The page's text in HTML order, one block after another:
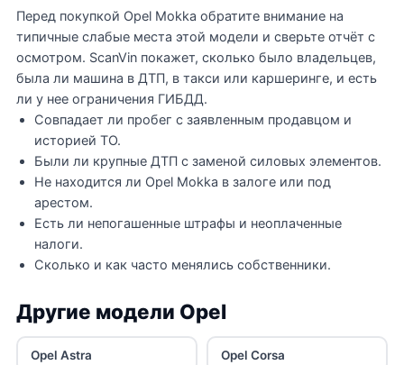
Перед покупкой Opel Mokka обратите внимание на
типичные слабые места этой модели и сверьте отчёт с
осмотром. ScanVin покажет, сколько было владельцев,
была ли машина в ДТП, в такси или каршеринге, и есть
ли у нее ограничения ГИБДД.
Совпадает ли пробег с заявленным продавцом и
историей ТО.
Были ли крупные ДТП с заменой силовых элементов.
Не находится ли Opel Mokka в залоге или под
арестом.
Есть ли непогашенные штрафы и неоплаченные
налоги.
Сколько и как часто менялись собственники.
Другие модели Opel
Opel Astra Opel Corsa